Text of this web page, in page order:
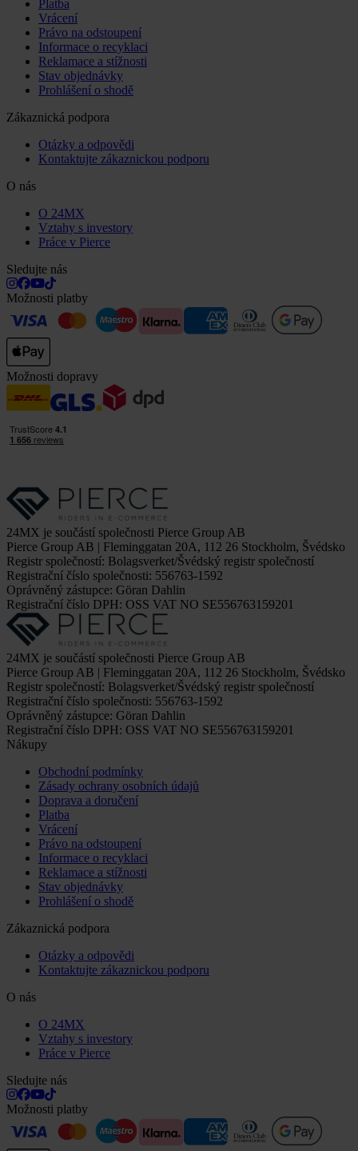
Platba
Vrácení
Právo na odstoupení
Informace o recyklaci
Reklamace a stížnosti
Stav objednávky
Prohlášení o shodě
Zákaznická podpora
Otázky a odpovědi
Kontaktujte zákaznickou podporu
O nás
O 24MX
Vztahy s investory
Práce v Pierce
Sledujte nás
Možnosti platby
Možnosti dopravy
24MX je součástí společnosti Pierce Group AB
Pierce Group AB | Fleminggatan 20A, 112 26 Stockholm, Švédsko
Registr společností: Bolagsverket/Švédský registr společností
Registrační číslo společnosti: 556763-1592
Oprávněný zástupce: Göran Dahlin
Registrační číslo DPH: OSS VAT NO SE556763159201
24MX je součástí společnosti Pierce Group AB
Pierce Group AB | Fleminggatan 20A, 112 26 Stockholm, Švédsko
Registr společností: Bolagsverket/Švédský registr společností
Registrační číslo společnosti: 556763-1592
Oprávněný zástupce: Göran Dahlin
Registrační číslo DPH: OSS VAT NO SE556763159201
Nákupy
Obchodní podmínky
Zásady ochrany osobních údajů
Doprava a doručení
Platba
Vrácení
Právo na odstoupení
Informace o recyklaci
Reklamace a stížnosti
Stav objednávky
Prohlášení o shodě
Zákaznická podpora
Otázky a odpovědi
Kontaktujte zákaznickou podporu
O nás
O 24MX
Vztahy s investory
Práce v Pierce
Sledujte nás
Možnosti platby